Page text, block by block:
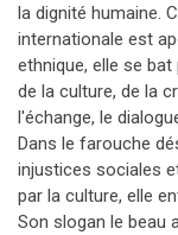
la dignité humaine.
internationale est
ethnique, elle se
de la culture, de la
l'échange, le
Dans le farouche
injustices sociales
par la culture, elle
Son slogan le beau